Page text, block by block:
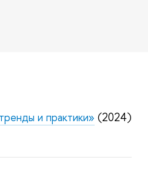
и практики» (2024)